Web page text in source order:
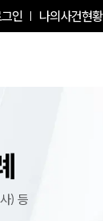
인 나의사건현황
) 등